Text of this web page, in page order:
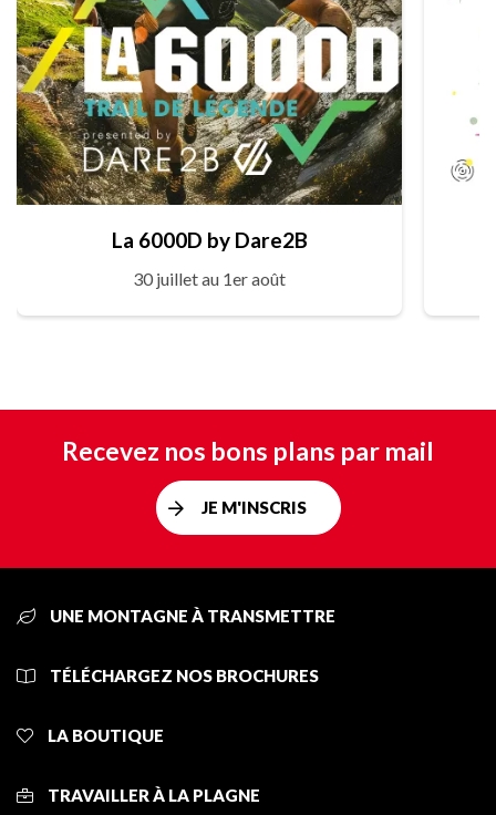
La 6000D by Dare2B
30 juillet au 1er août
Recevez nos bons plans par mail
JE M'INSCRIS
UNE MONTAGNE À TRANSMETTRE
TÉLÉCHARGEZ NOS BROCHURES
LA BOUTIQUE
TRAVAILLER À LA PLAGNE